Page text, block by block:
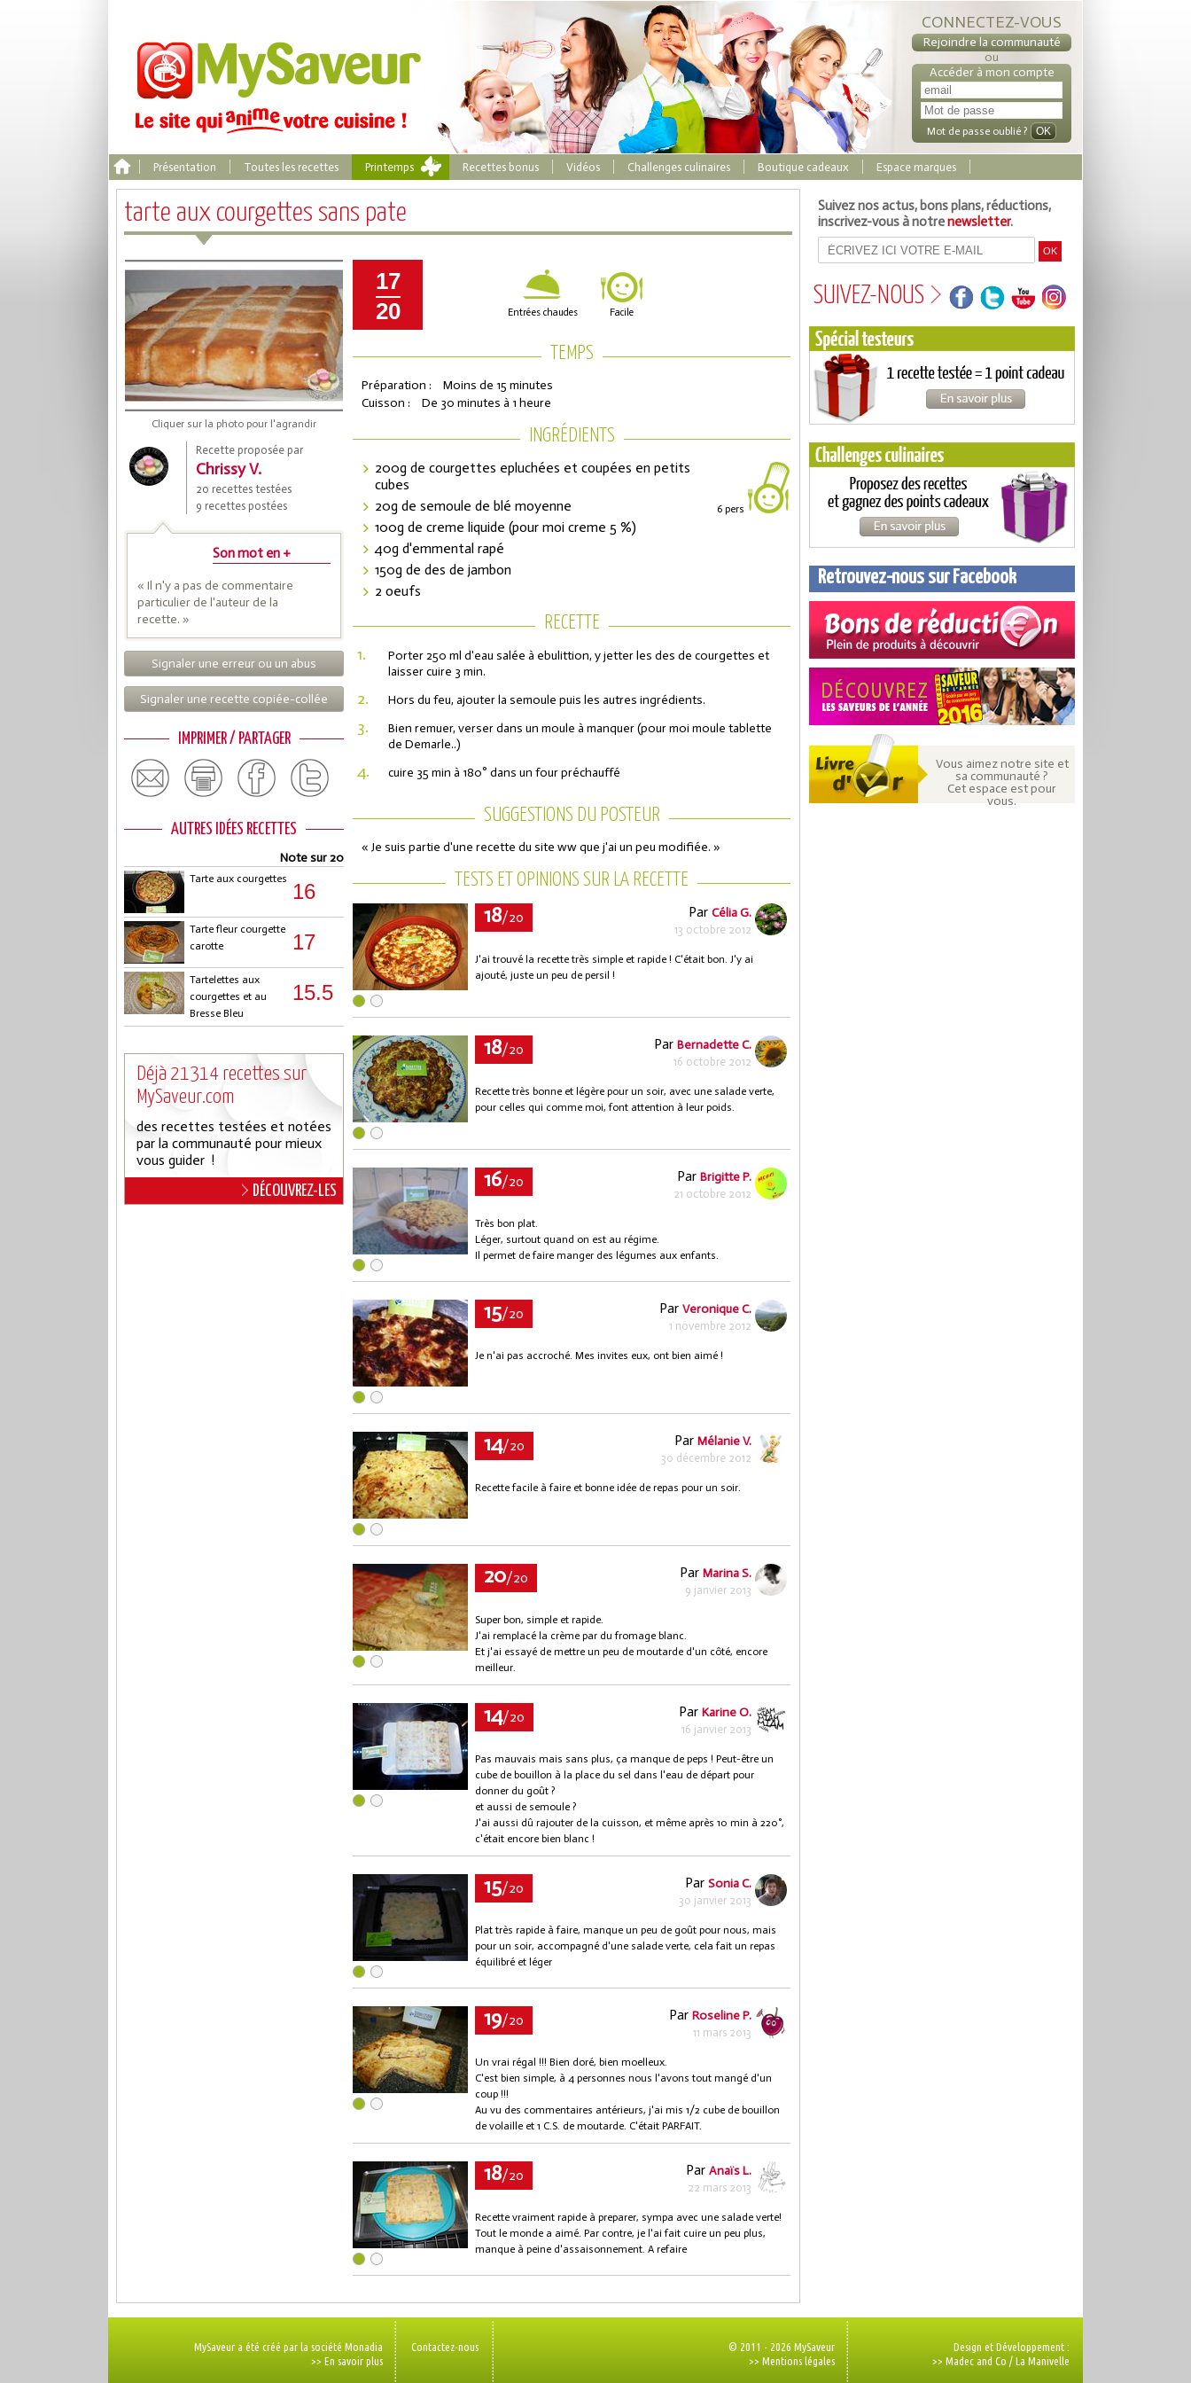
CONNECTEZ-VOUS
Rejoindre la communauté
ou
Accéder à mon compte
Mot de passe oublié ?
Présentation Toutes les recettes Printemps Recettes bonus Vidéos Challenges culinaires Boutique cadeaux Espace marques
tarte aux courgettes sans pate
Cliquer sur la photo pour l'agrandir
Recette proposée par
Chrissy V.
20 recettes testées
9 recettes postées
Son mot en +
« Il n'y a pas de commentaire
particulier de l'auteur de la
recette. »
Signaler une erreur ou un abus
Signaler une recette copiée-collée
IMPRIMER / PARTAGER
AUTRES IDÉES RECETTES
Note sur 20
Tarte aux courgettes
16
Tarte fleur courgette
carotte
17
Tartelettes aux
courgettes et au
Bresse Bleu
15.5
Déjà 21314 recettes sur
MySaveur.com
des recettes testées et notées
par la communauté pour mieux
vous guider !
DÉCOUVREZ-LES
17
20
Entrées chaudes Facile
TEMPS
Préparation :
Moins de 15 minutes
Cuisson :
De 30 minutes à 1 heure
INGRÉDIENTS
6 pers
200g de courgettes epluchées et coupées en petits
cubes
20g de semoule de blé moyenne
100g de creme liquide (pour moi creme 5 %)
40g d'emmental rapé
150g de des de jambon
2 oeufs
RECETTE
1.
Porter 250 ml d'eau salée à ebulittion, y jetter les des de courgettes et
laisser cuire 3 min.
2. Hors du feu, ajouter la semoule puis les autres ingrédients.
3.
Bien remuer, verser dans un moule à manquer (pour moi moule tablette
de Demarle..)
4. cuire 35 min à 180° dans un four préchauffé
SUGGESTIONS DU POSTEUR
« Je suis partie d'une recette du site ww que j'ai un peu modifiée. »
TESTS ET OPINIONS SUR LA RECETTE
18/20 Par Célia G.
13 octobre 2012
J'ai trouvé la recette très simple et rapide ! C'était bon. J'y ai
ajouté, juste un peu de persil !
18/20 Par Bernadette C.
16 octobre 2012
Recette très bonne et légère pour un soir, avec une salade verte,
pour celles qui comme moi, font attention à leur poids.
16/20 Par Brigitte P.
21 octobre 2012
Très bon plat.
Léger, surtout quand on est au régime.
Il permet de faire manger des légumes aux enfants.
15/20 Par Veronique C.
1 novembre 2012
Je n'ai pas accroché. Mes invites eux, ont bien aimé !
14/20 Par Mélanie V.
30 décembre 2012
Recette facile à faire et bonne idée de repas pour un soir.
20/20 Par Marina S.
9 janvier 2013
Super bon, simple et rapide.
J'ai remplacé la crème par du fromage blanc.
Et j'ai essayé de mettre un peu de moutarde d'un côté, encore
meilleur.
14/20 Par Karine O.
16 janvier 2013
Pas mauvais mais sans plus, ça manque de peps ! Peut-être un
cube de bouillon à la place du sel dans l'eau de départ pour
donner du goût ?
et aussi de semoule ?
J'ai aussi dû rajouter de la cuisson, et même après 10 min à 220°,
c'était encore bien blanc !
15/20 Par Sonia C.
30 janvier 2013
Plat très rapide à faire, manque un peu de goût pour nous, mais
pour un soir, accompagné d'une salade verte, cela fait un repas
équilibré et léger
19/20 Par Roseline P.
11 mars 2013
Un vrai régal !!! Bien doré, bien moelleux.
C'est bien simple, à 4 personnes nous l'avons tout mangé d'un
coup !!!
Au vu des commentaires antérieurs, j'ai mis 1/2 cube de bouillon
de volaille et 1 C.S. de moutarde. C'était PARFAIT.
18/20 Par Anaïs L.
22 mars 2013
Recette vraiment rapide à preparer, sympa avec une salade verte!
Tout le monde a aimé. Par contre, je l'ai fait cuire un peu plus,
manque à peine d'assaisonnement. A refaire
Suivez nos actus, bons plans, réductions,
inscrivez-vous à notrenewsletter.
SUIVEZ-NOUS
Retrouvez-nous sur Facebook
Saveurs de l'Année
Vous aimez notre site et
sa communauté ?
Cet espace est pour
vous.
MySaveur a été créé par la société Monadia
>> En savoir plus
Contactez-nous
© 2011 - 2026 MySaveur
>> Mentions légales
Design et Développement :
>> Madec and Co / La Manivelle